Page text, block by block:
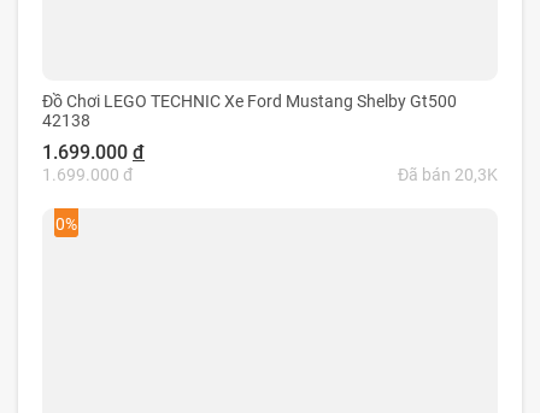
Đồ Chơi LEGO TECHNIC Xe Ford Mustang Shelby Gt500
42138
1.699.000 đ
1.699.000 đ Đã bán 20,3K
0%